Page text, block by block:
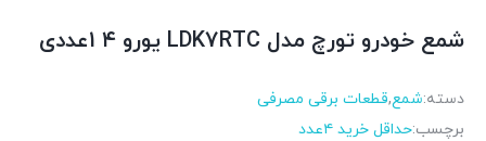
شمع خودرو تورچ مدل LDK7RTC یورو ۴ 1عددی
دسته:شمع,قطعات برقی مصرفی
برچسب:حداقل خرید ۴عدد